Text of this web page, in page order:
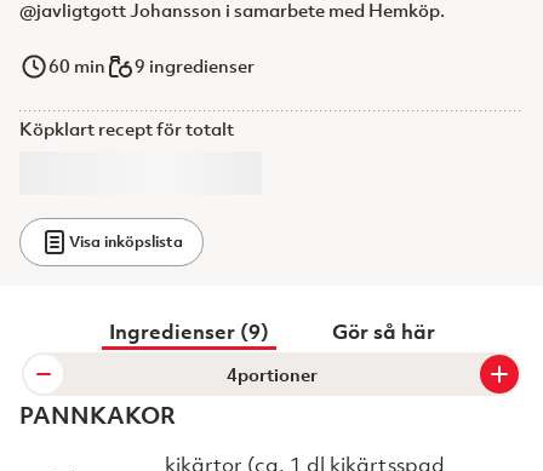
@javligtgott Johansson i samarbete med Hemköp.
60 min 9 ingredienser
Köpklart recept för totalt
Visa inköpslista
Ingredienser (9) Gör så här
portioner
PANNKAKOR
kikärtor (ca. 1 dl kikärtsspad